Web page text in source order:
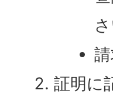
証明に